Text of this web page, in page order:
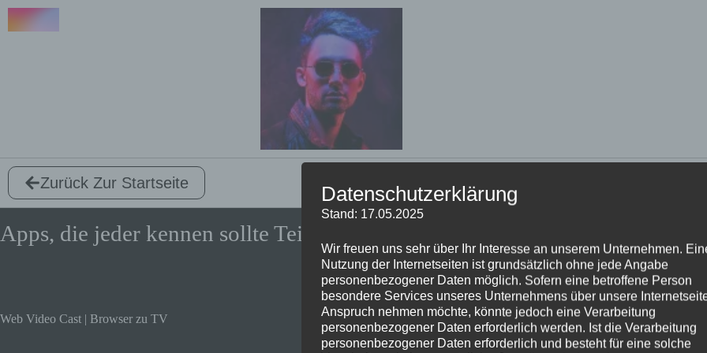
Zurück Zur Startseite
Apps, die jeder kennen sollte Teil 1
Web Video Cast | Browser zu TV
Datenschutzerklärung
Stand: 17.05.2025
Wir freuen uns sehr über Ihr Interesse an unserem Unternehmen.
Nutzung der Internetseiten ist grundsätzlich ohne jede Angabe
personenbezogener Daten möglich. Sofern eine betroffene Person
besondere Services unseres Unternehmens über unsere
Anspruch nehmen möchte, könnte jedoch eine Verarbeitung
personenbezogener Daten erforderlich werden. Ist die Verarbeitung
personenbezogener Daten erforderlich und besteht für eine solche